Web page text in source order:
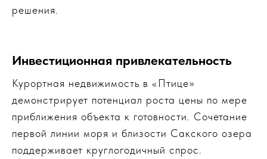
решения.
Инвестиционная привлекательность
Курортная недвижимость в «Птице»
демонстрирует потенциал роста цены по мере
приближения объекта к готовности. Сочетание
первой линии моря и близости Сакского озера
поддерживает круглогодичный спрос.